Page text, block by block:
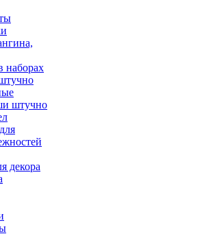
наборах
штучно
декора